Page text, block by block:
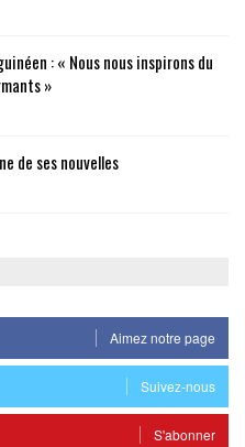
: « Nous nous inspirons du
»
de ses nouvelles
Aimez notre page
Suivez-nous
S'abonner